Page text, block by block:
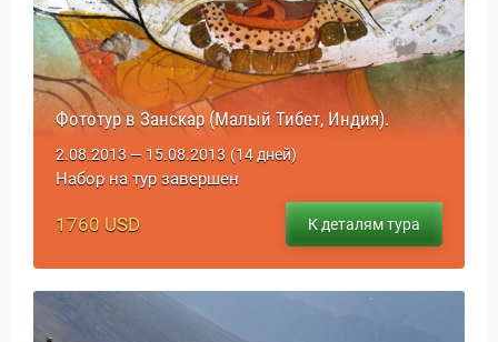
Фототур в Занскар (Малый Тибет, Индия).
2.08.2013 — 15.08.2013 (14 дней)
Набор на тур завершен
1760 USD К деталям тура